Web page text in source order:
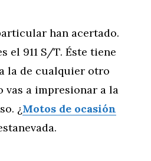
han acertado.
el 911 S/T. Éste tiene
la de cualquier otro
vas a impresionar a la
¿Motos de ocasión